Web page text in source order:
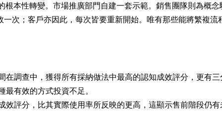
本性轉變。市場推廣部門自建一套示範。銷售團隊則為概
次；客戶亦因此，每次皆要重新開始。唯有那些能將繁複
在調查中，獲得所有採納做法中最高的認知成效評分，更有
有效的方式投資不足。
效評分，比其實際使用率所反映的更高，這顯示售前階段仍